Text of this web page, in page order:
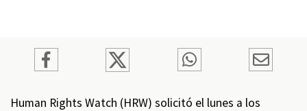
Human Rights Watch (HRW) solicitó el lunes a los